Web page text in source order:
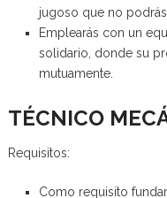
jugoso que no podrás
Emplearás con un
solidario, donde su
mutuamente.
TÉCNICO
Requisitos:
Como requisito